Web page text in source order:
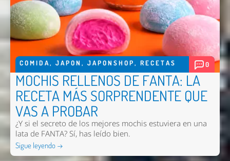
COMIDA, JAPON , JAPONSHOP, RECETAS 0
MOCHIS RELLENOS DE FANTA: LA
RECETA MÁS SORPRENDENTE QUE
VAS A PROBAR
¿Y si el secreto de los mejores mochis estuviera en una
lata de FANTA? Sí, has leído bien.
Sigue leyendo →